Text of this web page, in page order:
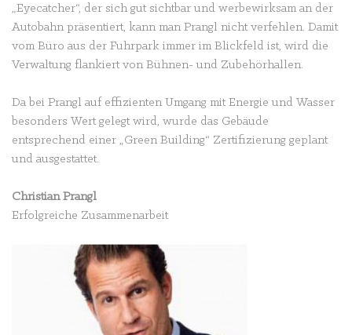
„Eyecatcher“, der sich gut sichtbar und werbewirksam an der
Autobahn präsentiert, kann man Prangl nicht verfehlen. Damit
vom Büro aus der Fuhrpark immer im Blickfeld ist, wird die
Verwaltung flankiert von Bühnen- und Zubehörhallen.
Da bei Prangl auf effizienten Umgang mit Energie und Wasser
besonders Wert gelegt wird, wurde das Gebäude
entsprechend einer „Green Building“ Zertifizierung geplant
und ausgestattet.
Christian Prangl
Erfolgreiche Zusammenarbeit